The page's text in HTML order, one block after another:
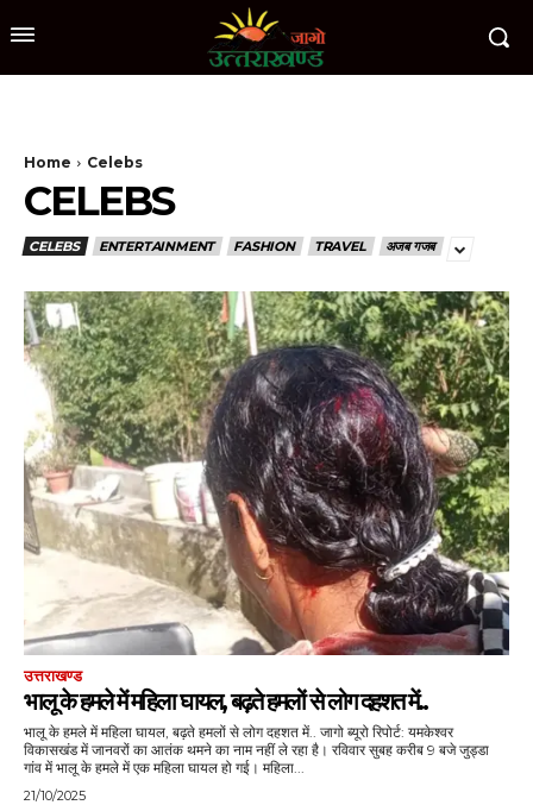
Home Celebs
CELEBS
CELEBS ENTERTAINMENT FASHION TRAVEL अजब गजब
उत्तराखण्ड
भालू के हमले में महिला घायल, बढ़ते हमलों से लोग दहशत में..
भालू के हमले में महिला घायल, बढ़ते हमलों से लोग दहशत में.. जागो ब्यूरो रिपोर्ट: यमकेश्वर
विकासखंड में जानवरों का आतंक थमने का नाम नहीं ले रहा है। रविवार सुबह करीब 9 बजे जुड्डा
गांव में भालू के हमले में एक महिला घायल हो गई। महिला...
21/10/2025